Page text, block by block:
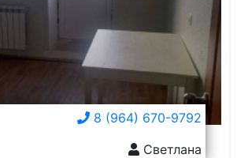
8 (964) 670-9792
Светлана